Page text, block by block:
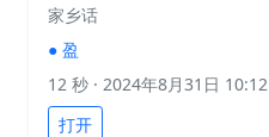
家乡话
● 盈
12 秒 · 2024年8月31日 10:12
打开